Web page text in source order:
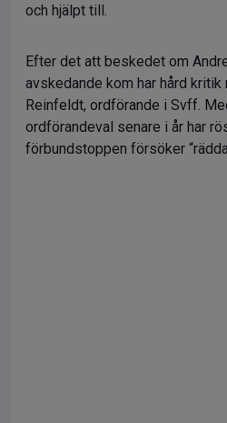
och hjälpt till.
Efter det att beskedet om
avskedande kom har hård
Reinfeldt, ordförande i Svff.
ordförandeval senare i år har
förbundstoppen försöker